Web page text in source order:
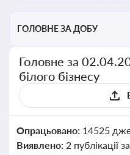
ГОЛОВНЕ ЗА ДОБУ
Головне за
білого бізнесу
Опрацьовано: 14525
Виявлено: 2 публікації